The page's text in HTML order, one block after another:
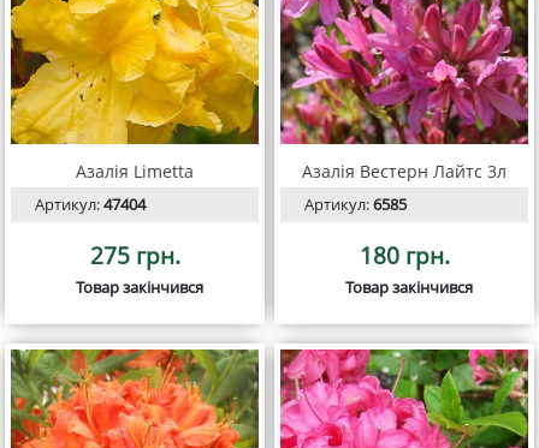
Азалія Limetta
Артикул:47404
275 грн.
Товар закінчився
Азалія Вестерн Лайтс 3л
Артикул:6585
180 грн.
Товар закінчився